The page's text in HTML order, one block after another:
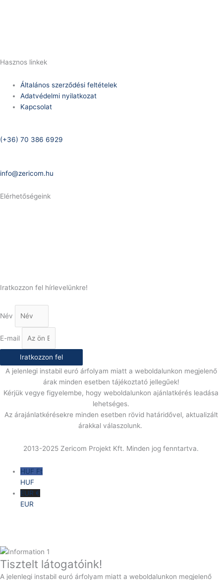
Hasznos linkek
Általános szerződési feltételek
Adatvédelmi nyilatkozat
Kapcsolat
(+36) 70 386 6929
info@zericom.hu
Elérhetőségeink
Iratkozzon fel hírlevelünkre!
Név
E-mail
Iratkozzon fel
A jelenlegi instabil euró árfolyam miatt a weboldalunkon megjelenő
árak minden esetben tájékoztató jellegűek!
Kérjük vegye figyelembe, hogy weboldalunkon ajánlatkérés leadása
lehetséges.
Az árajánlatkérésekre minden esetben rövid határidővel, aktualizált
árakkal válaszolunk.
2013-2025 Zericom Projekt Kft. Minden jog fenntartva.
HUF Ft
HUF
EUR €
EUR
Tisztelt látogatóink!
A jelenlegi instabil euró árfolyam miatt a weboldalunkon megjelenő